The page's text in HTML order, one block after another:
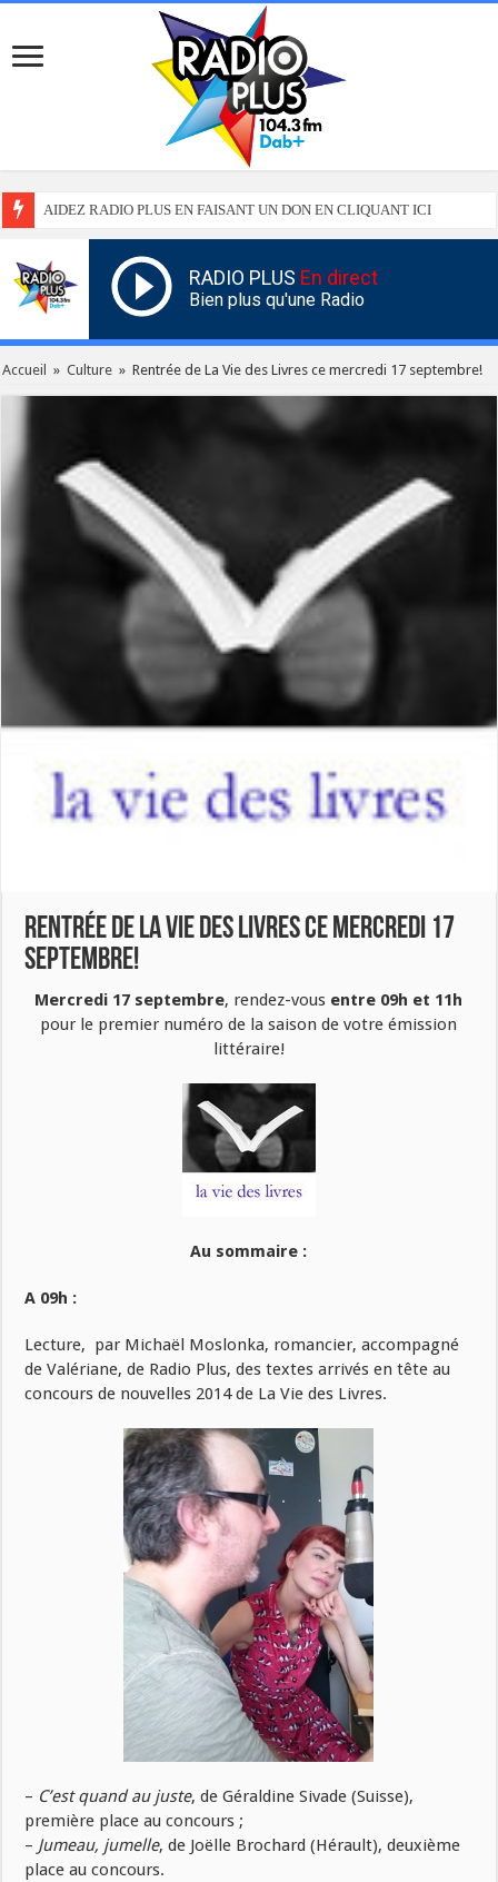
AIDEZ RADIO PLUS EN FAISANT UN DON EN CLIQUANT ICI
RADIO PLUS En direct
Bien plus qu'une Radio
Accueil » Culture » Rentrée de La Vie des Livres ce mercredi 17 septembre!
Rentrée de La Vie des Livres ce mercredi 17
septembre!
Mercredi 17 septembre, rendez-vous entre 09h et 11h
pour le premier numéro de la saison de votre émission
littéraire!
Au sommaire :
A 09h :
Lecture, par Michaël Moslonka, romancier, accompagné
de Valériane, de Radio Plus, des textes arrivés en tête au
concours de nouvelles 2014 de La Vie des Livres.
– C’est quand au juste, de Géraldine Sivade (Suisse),
première place au concours ;
– Jumeau, jumelle, de Joëlle Brochard (Hérault), deuxième
place au concours.